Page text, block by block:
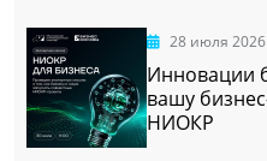
28 июля 2026
Инновации
вашу
НИОКР